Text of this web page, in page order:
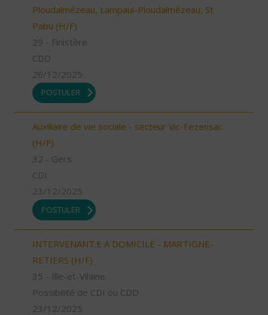
Ploudalmézeau, Lampaul-Ploudalmézeau, St
Pabu (H/F)
29 - Finistère
CDD
26/12/2025
POSTULER
Auxiliaire de vie sociale - secteur Vic-Fezensac
(H/F)
32 - Gers
CDI
23/12/2025
POSTULER
INTERVENANT.E A DOMICILE - MARTIGNE-
RETIERS (H/F)
35 - Ille-et-Vilaine
Possibilité de CDI ou CDD
23/12/2025